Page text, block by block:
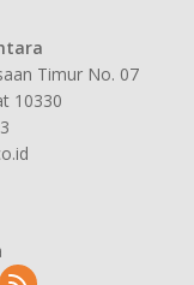
Timur No. 07
10330